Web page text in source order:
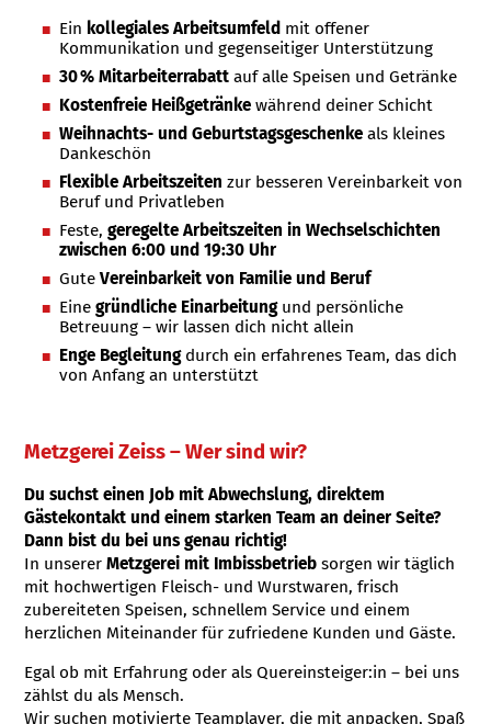
Ein kollegiales Arbeitsumfeld mit offener
Kommunikation und gegenseitiger Unterstützung
30 % Mitarbeiterrabatt auf alle Speisen und Getränke
Kostenfreie Heißgetränke während deiner Schicht
Weihnachts- und Geburtstagsgeschenke als kleines
Dankeschön
Flexible Arbeitszeiten zur besseren Vereinbarkeit von
Beruf und Privatleben
Feste,geregelte Arbeitszeiten in Wechselschichten
zwischen 6:00 und 19:30 Uhr
GuteVereinbarkeit von Familie und Beruf
Einegründliche Einarbeitungund persönliche
Betreuung – wir lassen dich nicht allein
Enge Begleitungdurch ein erfahrenes Team, das dich
von Anfang an unterstützt
Metzgerei Zeiss – Wer sind wir?
Du suchst einen Job mit Abwechslung, direktem
Gästekontakt und einem starken Team an deiner Seite?
Dann bist du bei uns genau richtig!
In unsererMetzgerei mit Imbissbetrieb sorgen wir täglich
mit hochwertigen Fleisch- und Wurstwaren, frisch
zubereiteten Speisen, schnellem Service und einem
herzlichen Miteinander für zufriedene Kunden und Gäste.
Egal ob mit Erfahrung oder als Quereinsteiger:in – bei uns
zählst du als Mensch.
Wir suchen motivierte Teamplayer, die mit anpacken, Spaß